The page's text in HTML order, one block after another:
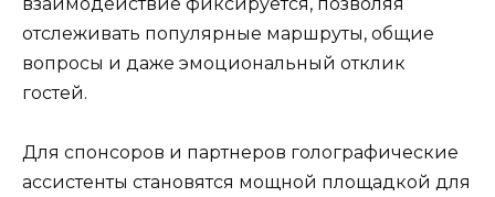
отслеживать популярные маршруты, общие
вопросы и даже эмоциональный отклик
гостей.
Для спонсоров и партнеров голографические
ассистенты становятся мощной площадкой для